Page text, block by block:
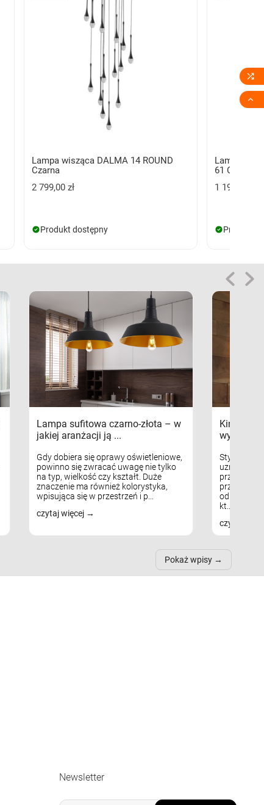
Lampa wisząca DALMA 14 ROUND
Czarna
2 799,00 zł
Produkt dostępny
Lampa
61 CCT
1 199,00 zł
Produkt
Lampa sufitowa czarno-złota – w
jakiej aranżacji ją ...
Gdy dobiera się oprawy oświetleniowe,
powinno się zwracać uwagę nie tylko
na typ, wielkość czy kształt. Duże
znaczenie ma również kolorystyka,
wpisująca się w przestrzeń i p...
czytaj więcej
Kinkiety
Styl
uznaniem
kt...
czytaj
Pokaż wpisy
Newsletter

